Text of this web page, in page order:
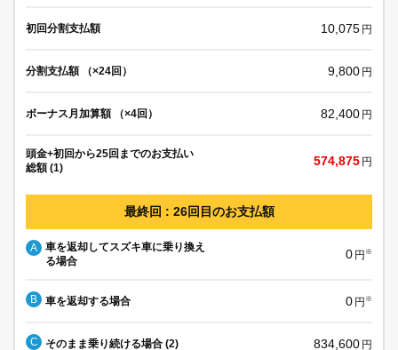
初回分割支払額 10,075 円
分割支払額 （×24回） 9,800 円
ボーナス月加算額 （×4回） 82,400 円
頭金+初回から25回までのお支払い
総額 (1)
574,875 円
最終回 : 26回目のお支払額
A
車を返却してスズキ車に乗り換え
る場合
0 円 ※
B 車を返却する場合 0 円 ※
C そのまま乗り続ける場合 (2) 834,600 円